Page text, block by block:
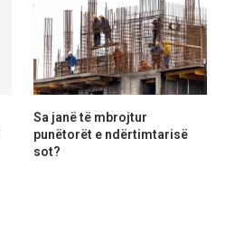
Sa janë të mbrojtur
punëtorët e ndërtimtarisë
sot?